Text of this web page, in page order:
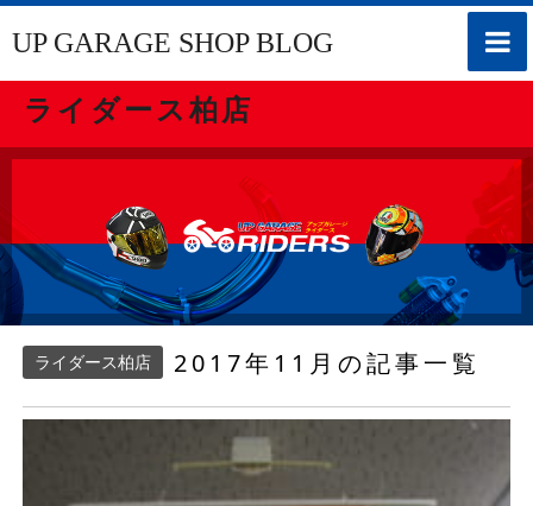
toggle
UP GARAGE SHOP BLOG
ライダース柏店
ライダース柏店 2017年11月の記事一覧